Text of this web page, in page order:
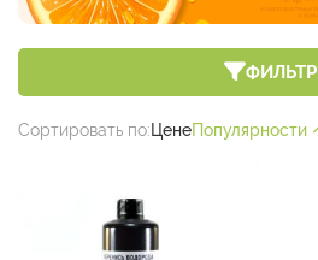
ФИЛЬТР
Сортировать по: ЦенеПопулярности